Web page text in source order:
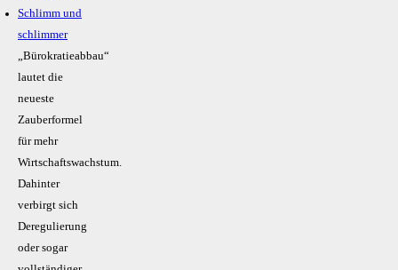
Schlimm und
schlimmer
„Bürokratieabbau“
lautet die
neueste
Zauberformel
für mehr
Wirtschaftswachstum.
Dahinter
verbirgt sich
Deregulierung
oder sogar